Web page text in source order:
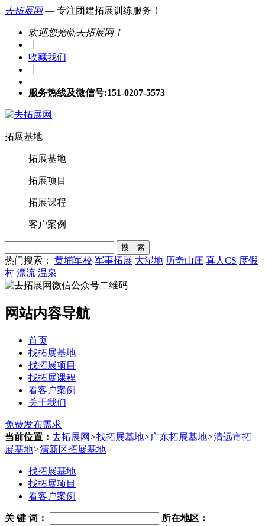
去拓展网— 专注团建拓展训练服务！
欢迎您光临去拓展网！
收藏我们
服务热线及微信号:151-0207-5573
拓展基地
拓展基地
拓展项目
拓展课程
客户案例
搜 索
热门搜索： 黄埔军校 军事拓展 大湿地 历奇山庄 真人CS 度假
村 漂流 温泉
网站内容导航
首页
找拓展基地
找拓展项目
找拓展课程
看客户案例
关于我们
免费发布需求
当前位置： 去拓展网 >找拓展基地>广东拓展基地>清远市拓
展基地>清新区拓展基地
找拓展基地
找拓展项目
看客户案例
关 键 词 ：
所在地区：